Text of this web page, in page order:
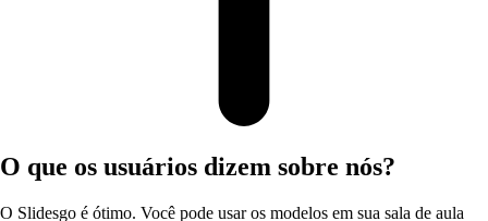
O que os usuários dizem sobre nós?
O Slidesgo é ótimo. Você pode usar os modelos em sua sala de aula